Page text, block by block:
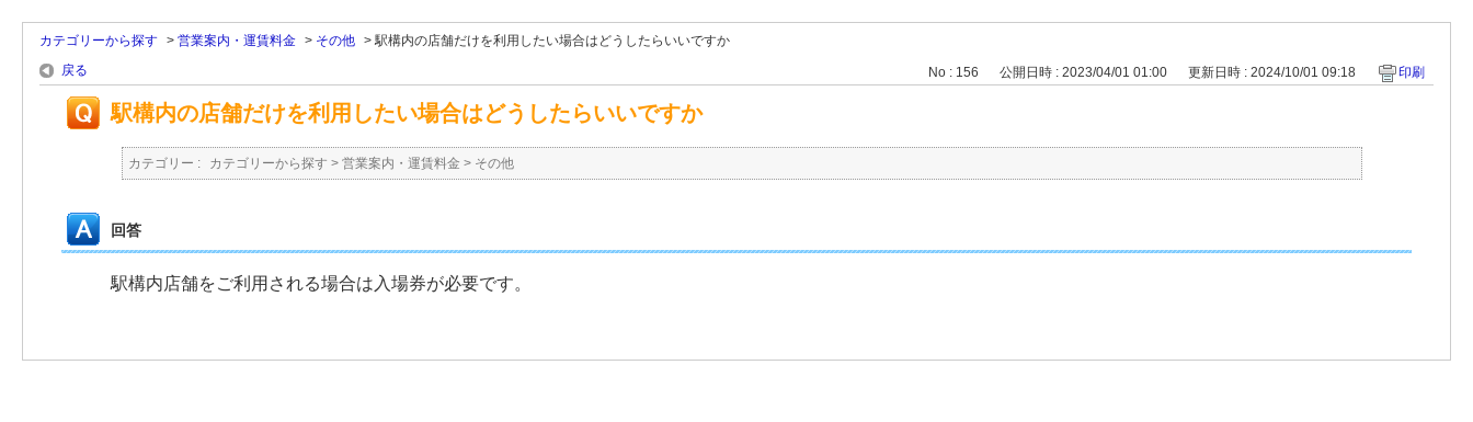
カテゴリーから探す > 営業案内・運賃料金 > その他 >駅構内の店舗だけを利用したい場合はどうしたらいいですか
戻る
No : 156 公開日時 : 2023/04/01 01:00 更新日時 : 2024/10/01 09:18 印刷
駅構内の店舗だけを利用したい場合はどうしたらいいですか
カテゴリー : カテゴリーから探す > 営業案内・運賃料金 > その他
回答
駅構内店舗をご利用される場合は入場券が必要です。